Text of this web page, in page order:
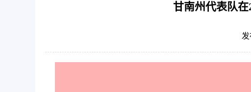
甘南州代表队
发